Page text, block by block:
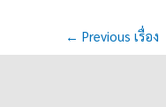
← Previous เรื่อง